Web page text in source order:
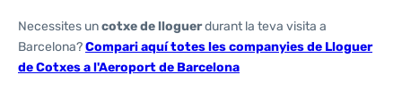
Necessites uncotxe de lloguerdurant la teva visita a
Barcelona?Compari aquí totes les companyies de Lloguer
de Cotxes a l'Aeroport de Barcelona